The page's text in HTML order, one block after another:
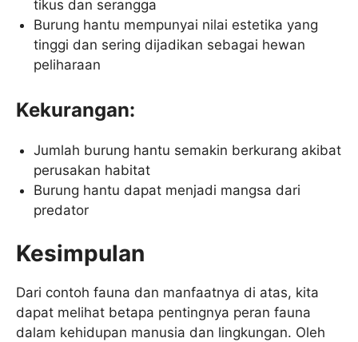
tikus dan serangga
Burung hantu mempunyai nilai estetika yang
tinggi dan sering dijadikan sebagai hewan
peliharaan
Kekurangan:
Jumlah burung hantu semakin berkurang akibat
perusakan habitat
Burung hantu dapat menjadi mangsa dari
predator
Kesimpulan
Dari contoh fauna dan manfaatnya di atas, kita
dapat melihat betapa pentingnya peran fauna
dalam kehidupan manusia dan lingkungan. Oleh